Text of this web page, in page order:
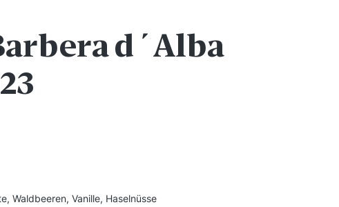
d´Alba
Waldbeeren, Vanille, Haselnüsse